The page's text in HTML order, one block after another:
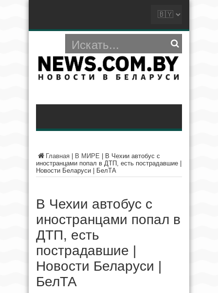
Главная В МИРЕ
В Чехии автобус с
иностранцами попал в ДТП, есть пострадавшие |
Новости Беларуси | БелТА
В Чехии автобус с
иностранцами попал в
ДТП, есть
пострадавшие |
Новости Беларуси |
БелТА